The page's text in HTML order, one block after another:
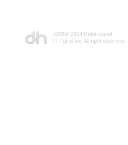
©2004-2014 Robin panel
IT Patrol inc. All right reserved.